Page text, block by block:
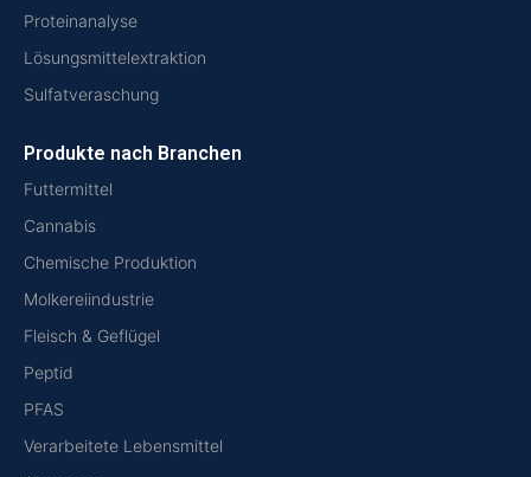
Proteinanalyse
Lösungsmittelextraktion
Sulfatveraschung
Produkte nach Branchen
Futtermittel
Cannabis
Chemische Produktion
Molkereiindustrie
Fleisch & Geflügel
Peptid
PFAS
Verarbeitete Lebensmittel